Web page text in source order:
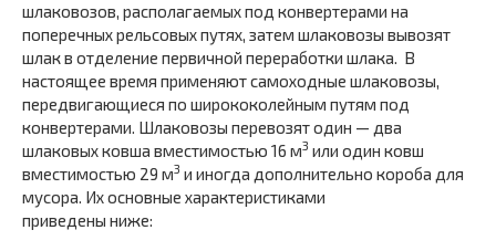
шлаковозов, располагаемых под конвертерами на
поперечных рельсовых путях, затем шлаковозы вывозят
шлак в отделение первичной переработки шлака. В
настоящее время применяют самоходные шлаковозы,
передвигающиеся по ширококолейным путям под
конвертерами. Шлаковозы перевозят один — два
шлаковых ковша вместимостью 16 м3 или один ковш
вместимостью 29 м3 и иногда дополнительно короба для
мусора. Их основные характеристиками
приведены ниже: